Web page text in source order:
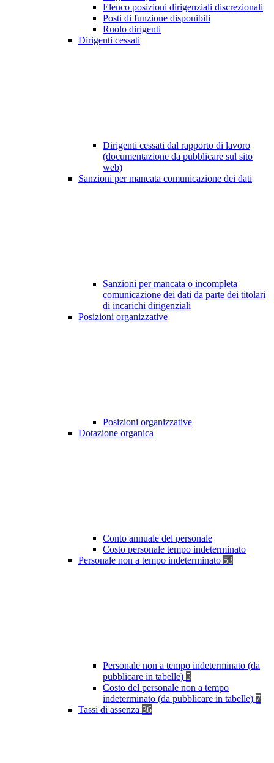
Elenco posizioni dirigenziali discrezionali
Posti di funzione disponibili
Ruolo dirigenti
Dirigenti cessati
Dirigenti cessati dal rapporto di lavoro
(documentazione da pubblicare sul sito
web)
Sanzioni per mancata comunicazione dei dati
Sanzioni per mancata o incompleta
comunicazione dei dati da parte dei titolari
di incarichi dirigenziali
Posizioni organizzative
Posizioni organizzative
Dotazione organica
Conto annuale del personale
Costo personale tempo indeterminato
Personale non a tempo indeterminato 53
Personale non a tempo indeterminato (da
pubblicare in tabelle) 5
Costo del personale non a tempo
indeterminato (da pubblicare in tabelle) 7
Tassi di assenza 36